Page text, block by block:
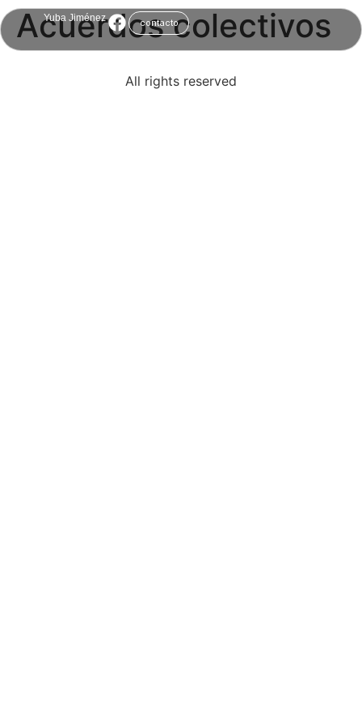
Yuba Jiménez contacto
Acuerdos colectivos
All rights reserved